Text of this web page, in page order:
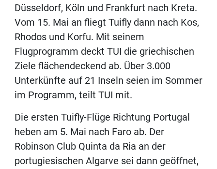
Düsseldorf, Köln und Frankfurt nach Kreta.
Vom 15. Mai an fliegt Tuifly dann nach Kos,
Rhodos und Korfu. Mit seinem
Flugprogramm deckt TUI die griechischen
Ziele flächendeckend ab. Über 3.000
Unterkünfte auf 21 Inseln seien im Sommer
im Programm, teilt TUI mit.
Die ersten Tuifly-Flüge Richtung Portugal
heben am 5. Mai nach Faro ab. Der
Robinson Club Quinta da Ria an der
portugiesischen Algarve sei dann geöffnet,